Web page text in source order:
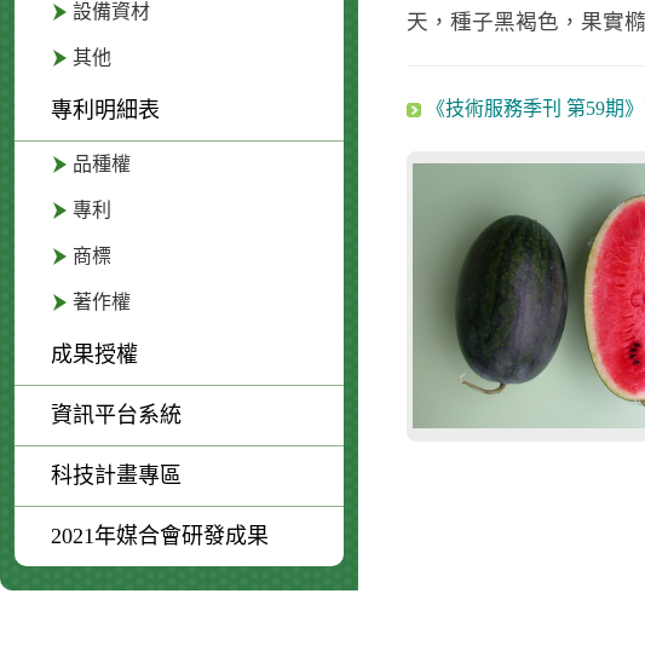
設備資材
其他
專利明細表
品種權
專利
商標
著作權
成果授權
資訊平台系統
科技計畫專區
2021年媒合會研發成果
天，種子黑褐色，果實
《技術服務季刊 第59期》